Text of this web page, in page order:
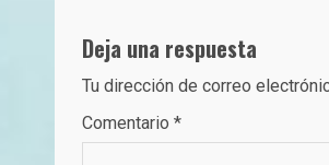
Deja una respuesta
Tu dirección de correo
Comentario *